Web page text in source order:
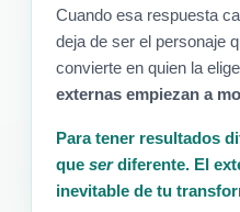
Cuando esa respuesta
deja de ser el personaje
convierte en quien la
externas empiezan a
Para tener resultados
que serdiferente. El
inevitable de tu